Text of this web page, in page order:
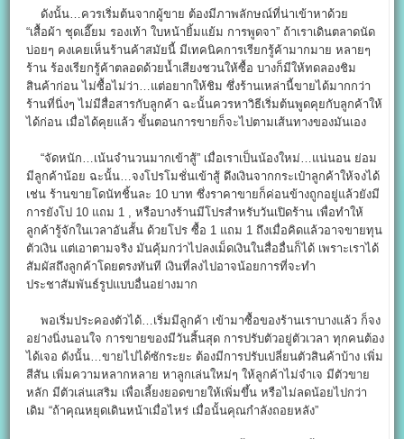
ดังนั้น…ควรเริ่มต้นจากผู้ขาย ต้องมีภาพลักษณ์ที่น่าเข้าหาด้วย
“เสื้อผ้า ชุดเอี๊ยม รองเท้า ใบหน้ายิ้มแย้ม การพูดจา” ถ้าเราเดินตลาดนัด
บ่อยๆ คงเคยเห็นร้านค้าสมัยนี้ มีเทคนิคการเรียกรู้ค้ามากมาย หลายๆ
ร้าน ร้องเรียกรู้ค้าตลอดด้วยน้ำเสียงชวนให้ซื้อ บางก็มีให้ทดลองชิม
สินค้าก่อน ไม่ซื้อไม่ว่า…แต่อยากให้ชิม ซึ่งร้านเหล่านี้ขายได้มากกว่า
ร้านที่นิ่งๆ ไม่มีสื่อสารกับลูกค้า ฉะนั้นควรหาวิธีเริ่มต้นพูดคุยกับลูกค้าให้
ได้ก่อน เมื่อได้คุยแล้ว ขั้นตอนการขายก็จะไปตามเส้นทางของมันเอง
“จัดหนัก…เน้นจำนวนมากเข้าสู้” เมื่อเราเป็นน้องใหม่…แน่นอน ย่อม
มีลูกค้าน้อย ฉะนั้น…จงโปรโมชั่นเข้าสู้ ดึงเงินจากกระเป๋าลูกค้าให้จงได้
เช่น ร้านขายโดนัทชิ้นละ 10 บาท ซึ่งราคาขายก็ค่อนข้างถูกอยู่แล้วยังมี
การยังโป 10 แถม 1 , หรือบางร้านมีโปรสำหรับวันเปิดร้าน เพื่อทำให้
ลูกค้ารู้จักในเวลาอันสั้น ด้วยโปร ซื้อ 1 แถม 1 ถึงเมื่อคิดแล้วอาจขายทุน
ตัวเงิน แต่เอาตามจริง มันคุ้มกว่าไปลงเม็ดเงินในสื่ออื่นก็ได้ เพราะเราได้
สัมผัสถึงลูกค้าโดยตรงทันที เงินที่ลงไปอาจน้อยการที่จะทำ
ประชาสัมพันธ์รูปแบบอื่นอย่างมาก
พอเริ่มประคองตัวได้…เริ่มมีลูกค้า เข้ามาซื้อของร้านเราบางแล้ว ก็จง
อย่างนิ่งนอนใจ การขายของมีวันสิ้นสุด การปรับตัวอยู่ตัวเวลา ทุกคนต้อง
ได้เจอ ดังนั้น…ขายไปได้ซักระยะ ต้องมีการปรับเปลี่ยนตัวสินค้าบ้าง เพิ่ม
สีสัน เพิ่มความหลากหลาย หาลูกเล่นใหม่ๆ ให้ลูกค้าไม่จำเจ มีตัวขาย
หลัก มีตัวเล่นเสริม เพื่อเลี้ยงยอดขายให้เพิ่มขึ้น หรือไม่ลดน้อยไปกว่า
เดิม “ถ้าคุณหยุดเดินหน้าเมื่อไหร่ เมื่อนั้นคุณกำลังถอยหลัง”